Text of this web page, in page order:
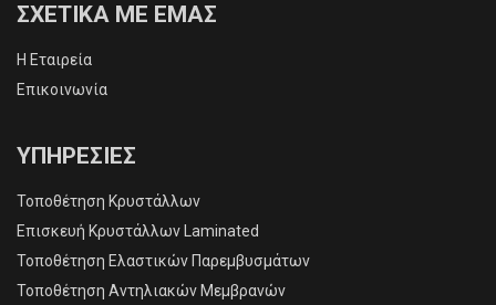
ΣΧΕΤΙΚΑ ΜΕ ΕΜΑΣ
Η Εταιρεία
Επικοινωνία
ΥΠΗΡΕΣΙΕΣ
Τοποθέτηση Κρυστάλλων
Επισκευή Κρυστάλλων Laminated
Τοποθέτηση Ελαστικών Παρεμβυσμάτων
Τοποθέτηση Αντηλιακών Μεμβρανών